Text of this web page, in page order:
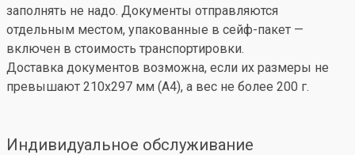
заполнять не надо. Документы отправляются
отдельным местом, упакованные в сейф-пакет —
включен в стоимость транспортировки.
Доставка документов возможна, если их размеры не
превышают 210x297 мм (А4), а вес не более 200 г.
Индивидуальное обслуживание